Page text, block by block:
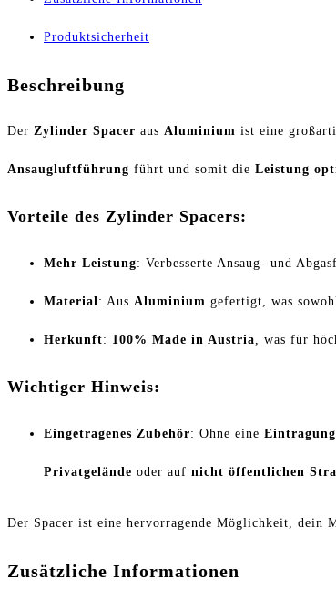
Menge
Produktsicherheit
Beschreibung
Der Zylinder Spacer aus Aluminium ist eine
Ansaugluftführung führt und somit die Leistung
Vorteile des Zylinder Spacers:
Mehr Leistung: Verbesserte Ansaug- und
Material: Aus Aluminium gefertigt, was
Herkunft: 100% Made in Austria, was für
Wichtiger Hinweis:
Eingetragenes Zubehör: Ohne eine
Privatgelände oder auf nicht öffentlichen
Der Spacer ist eine hervorragende Möglichkeit, dein
Zusätzliche Informationen